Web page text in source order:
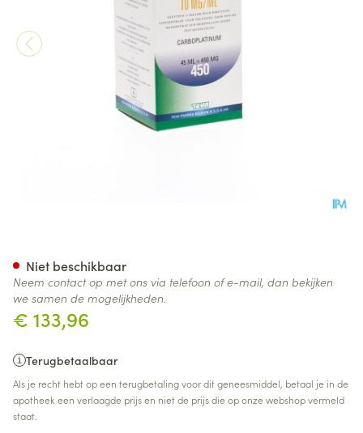
€ 133,96
Terugbetaalbaar
Als je recht hebt op een terugbetaling voor dit geneesmiddel, betaal je in de
apotheek een verlaagde prijs en niet de prijs die op onze webshop vermeld
staat.
Niet beschikbaar
Neem contact op met ons via telefoon of e-mail, dan bekijken
we samen de mogelijkheden.